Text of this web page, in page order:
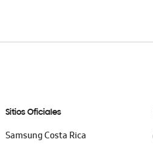
Sitios Oficiales
Samsung Costa Rica